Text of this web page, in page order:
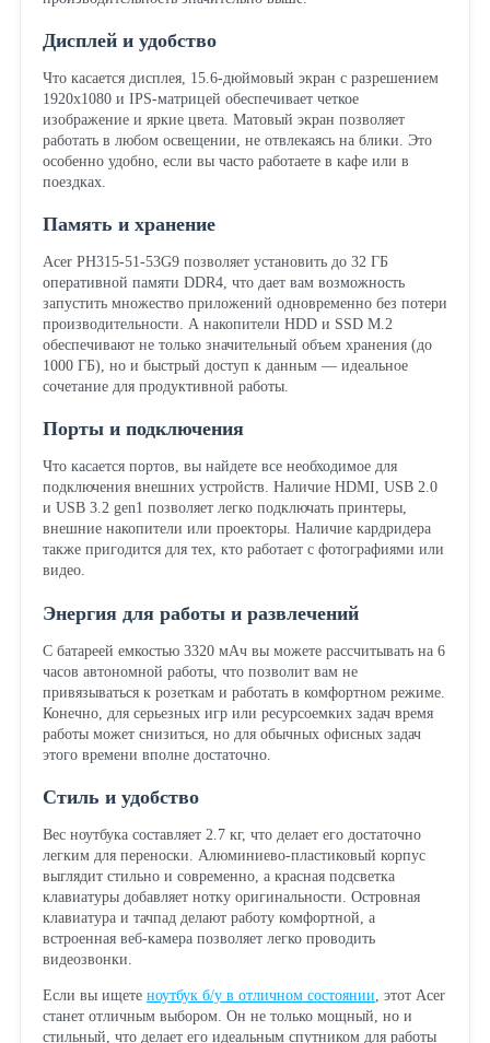
Дисплей и удобство
Что касается дисплея, 15.6-дюймовый экран с разрешением
1920x1080 и IPS-матрицей обеспечивает четкое
изображение и яркие цвета. Матовый экран позволяет
работать в любом освещении, не отвлекаясь на блики. Это
особенно удобно, если вы часто работаете в кафе или в
поездках.
Память и хранение
Acer PH315-51-53G9 позволяет установить до 32 ГБ
оперативной памяти DDR4, что дает вам возможность
запустить множество приложений одновременно без потери
производительности. А накопители HDD и SSD M.2
обеспечивают не только значительный объем хранения (до
1000 ГБ), но и быстрый доступ к данным — идеальное
сочетание для продуктивной работы.
Порты и подключения
Что касается портов, вы найдете все необходимое для
подключения внешних устройств. Наличие HDMI, USB 2.0
и USB 3.2 gen1 позволяет легко подключать принтеры,
внешние накопители или проекторы. Наличие кардридера
также пригодится для тех, кто работает с фотографиями или
видео.
Энергия для работы и развлечений
С батареей емкостью 3320 мАч вы можете рассчитывать на 6
часов автономной работы, что позволит вам не
привязываться к розеткам и работать в комфортном режиме.
Конечно, для серьезных игр или ресурсоемких задач время
работы может снизиться, но для обычных офисных задач
этого времени вполне достаточно.
Стиль и удобство
Вес ноутбука составляет 2.7 кг, что делает его достаточно
легким для переноски. Алюминиево-пластиковый корпус
выглядит стильно и современно, а красная подсветка
клавиатуры добавляет нотку оригинальности. Островная
клавиатура и тачпад делают работу комфортной, а
встроенная веб-камера позволяет легко проводить
видеозвонки.
Если вы ищете ноутбук б/у в отличном состоянии , этот Acer
станет отличным выбором. Он не только мощный, но и
стильный, что делает его идеальным спутником для работы